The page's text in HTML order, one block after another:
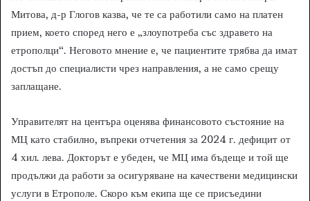
Митова, д-р Глогов казва, че те са работили само на платен
прием, което според него е „злоупотреба със здравето на
етрополци“. Неговото мнение е, че пациентите трябва да имат
достъп до специалисти чрез направления, а не само срещу
заплащане.
Управителят на центъра оценява финансовото състояние на
МЦ като стабилно, въпреки отчетения за 2024 г. дефицит от
4 хил. лева. Докторът е убеден, че МЦ има бъдеще и той ще
продължи да работи за осигуряване на качествени медицински
услуги в Етрополе. Скоро към екипа ще се присъедини